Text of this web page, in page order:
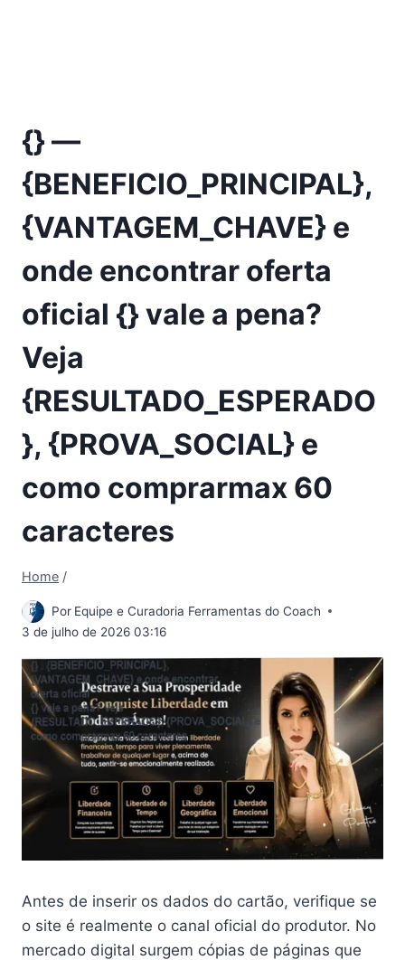
{} —
{BENEFICIO_PRINCIPAL},
{VANTAGEM_CHAVE} e
onde encontrar oferta
oficial {} vale a pena?
Veja
{RESULTADO_ESPERADO
}, {PROVA_SOCIAL} e
como comprarmax 60
caracteres
Home /
Por Equipe e Curadoria Ferramentas do Coach
3 de julho de 2026 03:16
Antes de inserir os dados do cartão, verifique se
o site é realmente o canal oficial do produtor. No
mercado digital surgem cópias de páginas que